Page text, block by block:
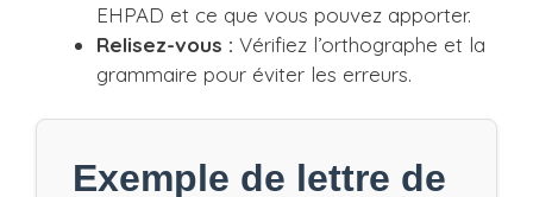
EHPAD et ce que vous pouvez apporter.
Relisez-vous : Vérifiez l’orthographe et la
grammaire pour éviter les erreurs.
Exemple de lettre de